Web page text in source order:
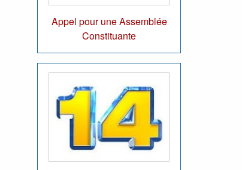
Appel pour une Assemblée
Constituante